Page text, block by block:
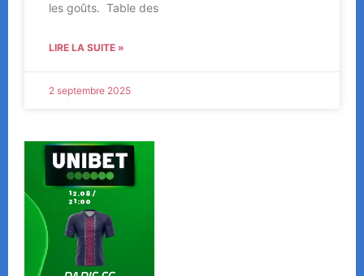
les goûts. Table des
LIRE LA SUITE »
2 septembre 2025